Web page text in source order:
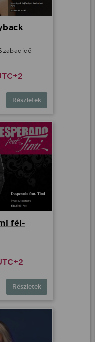
Részletek
fél-
Részletek